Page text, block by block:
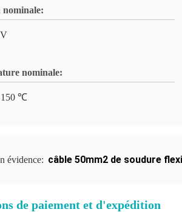
nominale:
nominale:
℃
évidence: câble 50mm2 de soudure
de paiement et d'expédition